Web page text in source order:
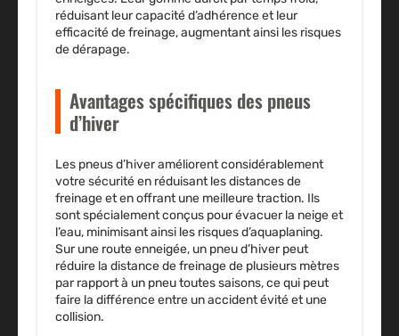
réduisant leur capacité d’adhérence et leur
efficacité de freinage, augmentant ainsi les risques
de dérapage.
Avantages spécifiques des pneus
d’hiver
Les pneus d’hiveraméliorent considérablement
votre sécurité en réduisant les distances de
freinage et en offrant une meilleure traction. Ils
sont spécialement conçus pour évacuer la neige et
l’eau, minimisant ainsi les risques d’aquaplaning.
Sur une route enneigée, un pneu d’hiver peut
réduire la distance de freinage de plusieurs mètres
par rapport à un pneu toutes saisons, ce qui peut
faire la différence entre un accident évité et une
collision.